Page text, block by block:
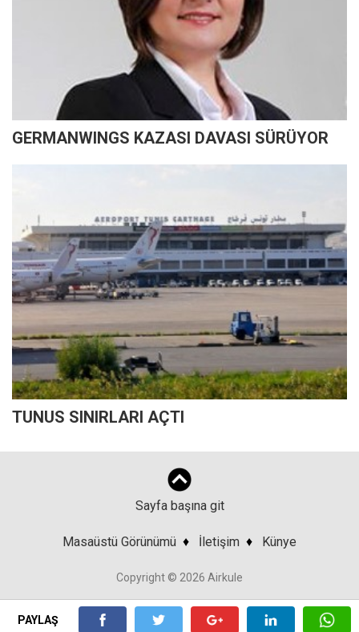
PAYLAŞ
GERMANWINGS KAZASI DAVASI SÜRÜYOR
TUNUS SINIRLARI AÇTI
Sayfa başına git
Masaüstü Görünümü ♦ İletişim ♦ Künye
Copyright © 2026 Airkule